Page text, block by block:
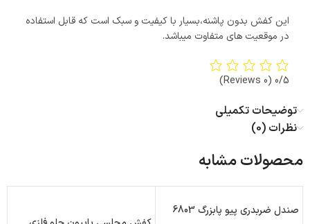
این کفش بدون پاشنه،بسیار با کیفیت و سبک است که قابل استفاده
در موقعیت های متفاوت میباشد.
0/5
(0 Reviews)
توضیحات تکمیلی
نظرات (0)
محصولات مشابه
صندل ضربدری پیو پابزرگ 6803